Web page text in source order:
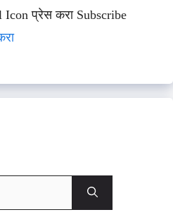
Icon प्रेस करा Subscribe